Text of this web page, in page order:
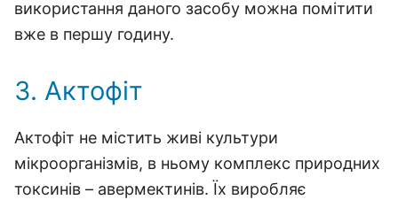
використання даного засобу можна помітити
вже в першу годину.
3. Актофіт
Актофіт не містить живі культури
мікроорганізмів, в ньому комплекс природних
токсинів – авермектинів. Їх виробляє